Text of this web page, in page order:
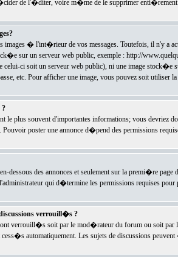
de l'�diter, voire m�me de le supprimer
images � l'int�rieur de vos messages. Toutefois, il n'y a
sur un serveur web public, exemple : http://
ci soit un serveur web public), ni une image stock�e
etc. Pour afficher une image, vous pouvez soit
?
le plus souvent d'importantes informations; vous devriez
poster une annonce d�pend des permissions
dessous des annonces et seulement sur la premi�re
qui d�termine les permissions requises pour
verrouill�s ?
verrouill�s soit par le mod�rateur du forum ou soit par
cess�s automatiquement. Les sujets de discussions